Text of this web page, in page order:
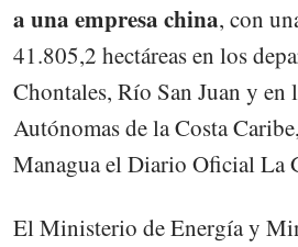
a una empresa china, con
41.805,2 hectáreas en los
Chontales, Río San Juan y en
Autónomas de la Costa
Managua el Diario Oficial La
El Ministerio de Energía y